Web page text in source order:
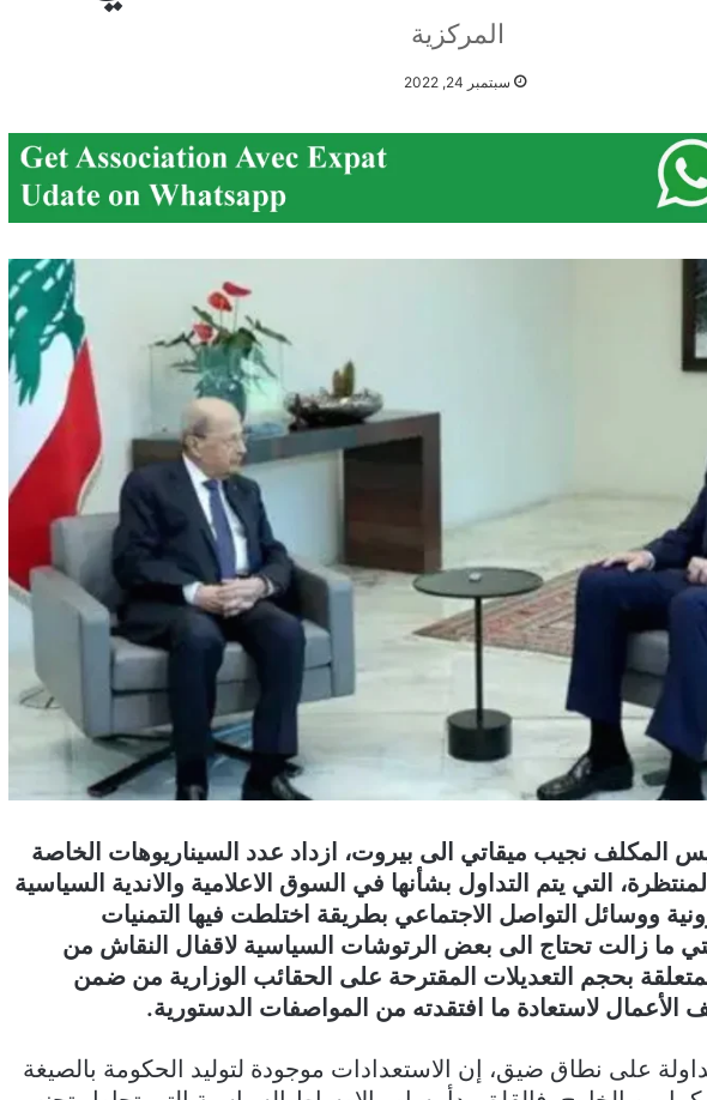
المركزية
سبتمبر 24, 2022
المكلف نجيب ميقاتي الى بيروت، ازداد عدد السيناريوهات الخاصة
التي يتم التداول بشأنها في السوق الاعلامية والاندية السياسية
ووسائل التواصل الاجتماعي بطريقة اختلطت فيها التمنيات
ما زالت تحتاج الى بعض الرتوشات السياسية لاقفال النقاش من
بحجم التعديلات المقترحة على الحقائب الوزارية من ضمن
لاستعادة ما افتقدته من المواصفات الدستورية.
على نطاق ضيق، إن الاستعدادات موجودة لتوليد الحكومة بالصيغة